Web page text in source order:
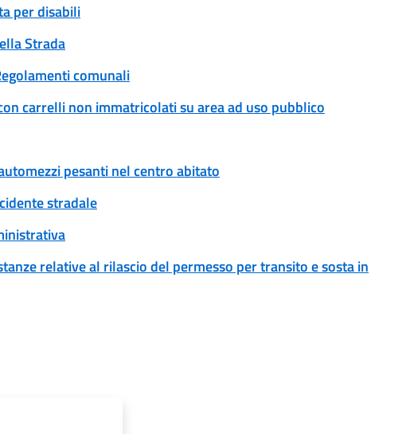
per disabili
Strada
comunali
carrelli non immatricolati su area ad uso pubblico
pesanti nel centro abitato
stradale
relative al rilascio del permesso per transito e sosta in